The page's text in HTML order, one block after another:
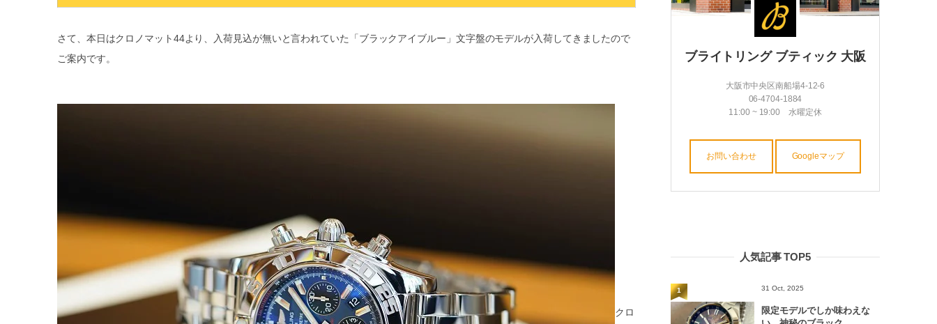
さて、本日はクロノマット44より、入荷見込が無いと言われていた「ブラックアイブルー」文字盤のモデルが入荷してきましたので
ご案内です。
クロ
ブライトリング ブティック 大阪
大阪市中央区南船場4-12-6
06-4704-1884
11:00 ~ 19:00 水曜定休
お問い合わせ Googleマップ
人気記事 TOP5
31 Oct, 2025
限定モデルでしか味わえな
1